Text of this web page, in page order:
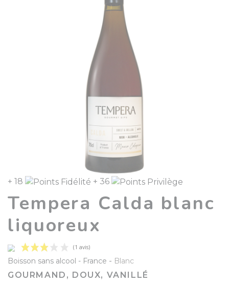
+ 18 + 36
Tempera Calda blanc
liquoreux
Boisson sans alcool France - Blanc
GOURMAND, DOUX, VANILLÉ